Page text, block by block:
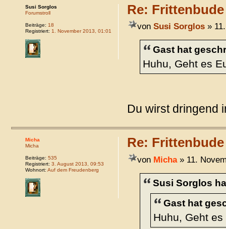
Re:
von Susi Sorglos» 11.
Gast hat
Huhu, Geht es
Du wirst dringend
Susi Sorglos
Forumstroll
Beiträge: 18
Registriert: 1. November 2013, 01:01
Re:
von Micha» 11.
Susi Sorglos
Gast hat
Huhu, Geht
Micha
Micha
Beiträge: 535
Registriert: 3. August 2013, 09:53
Wohnort: Auf dem Freudenberg